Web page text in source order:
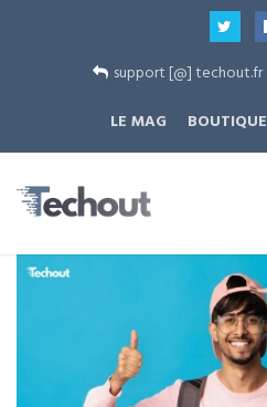
support [@] techout.fr
LE MAG
BOUTIQUE